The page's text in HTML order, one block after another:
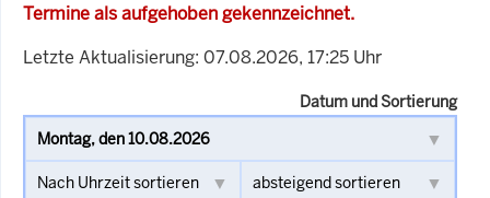
Termine als aufgehoben gekennzeichnet.
Letzte Aktualisierung: 07.08.2026, 17:25 Uhr
Datum und Sortierung